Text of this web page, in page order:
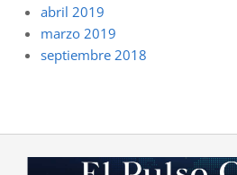
abril 2019
marzo 2019
septiembre 2018